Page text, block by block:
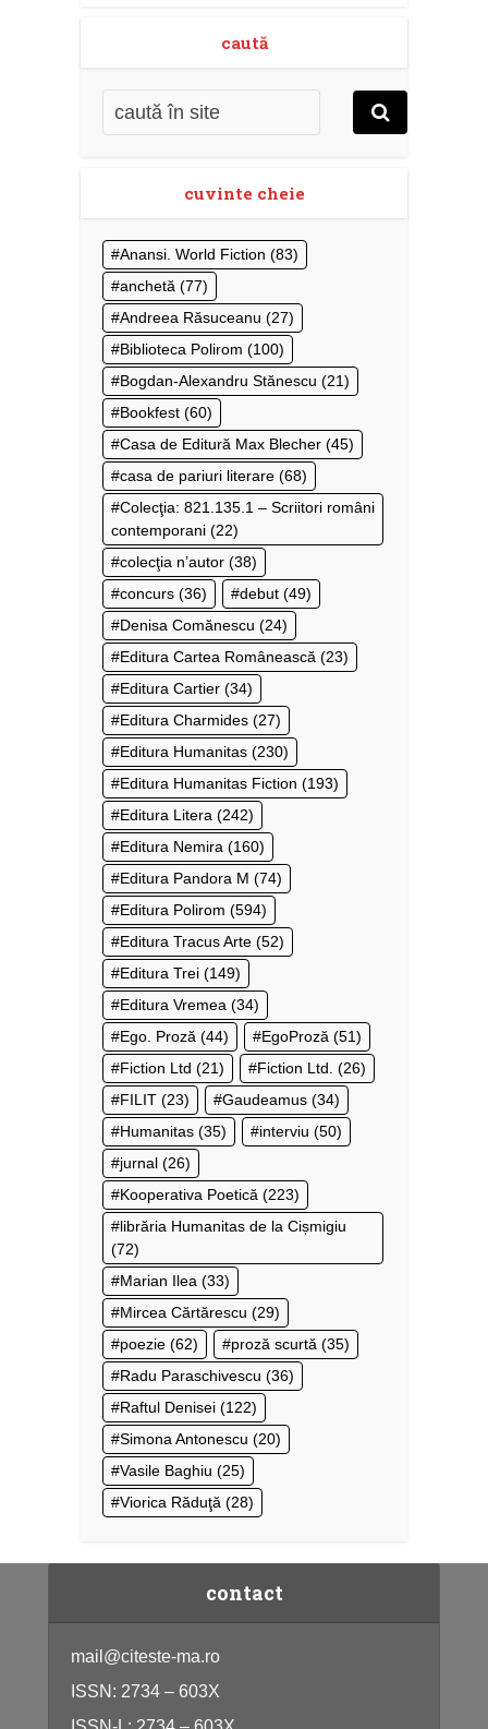
caută
cuvinte cheie
Anansi. World Fiction (83)
anchetă (77)
Andreea Răsuceanu (27)
Biblioteca Polirom (100)
Bogdan-Alexandru Stănescu (21)
Bookfest (60)
Casa de Editură Max Blecher (45)
casa de pariuri literare (68)
Colecţia: 821.135.1 – Scriitori români
contemporani (22)
colecţia n’autor (38)
concurs (36) debut (49)
Denisa Comănescu (24)
Editura Cartea Românească (23)
Editura Cartier (34)
Editura Charmides (27)
Editura Humanitas (230)
Editura Humanitas Fiction (193)
Editura Litera (242)
Editura Nemira (160)
Editura Pandora M (74)
Editura Polirom (594)
Editura Tracus Arte (52)
Editura Trei (149)
Editura Vremea (34)
Ego. Proză (44) EgoProză (51)
Fiction Ltd (21) Fiction Ltd. (26)
FILIT (23) Gaudeamus (34)
Humanitas (35) interviu (50)
jurnal (26)
Kooperativa Poetică (223)
librăria Humanitas de la Cișmigiu
(72)
Marian Ilea (33)
Mircea Cărtărescu (29)
poezie (62) proză scurtă (35)
Radu Paraschivescu (36)
Raftul Denisei (122)
Simona Antonescu (20)
Vasile Baghiu (25)
Viorica Răduţă (28)
contact
mail@citeste-ma.ro
ISSN: 2734 – 603X